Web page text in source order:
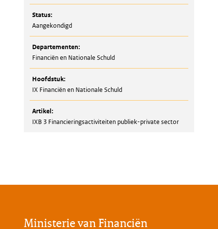
Status:
Aangekondigd
Departementen:
Financiën en Nationale Schuld
Hoofdstuk:
IX Financiën en Nationale Schuld
Artikel:
IXB 3 Financieringsactiviteiten publiek-private sector
Ministerie van Financiën